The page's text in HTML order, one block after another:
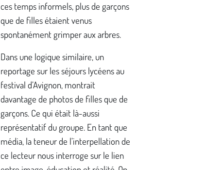
ces temps informels, plus de garçons
que de filles étaient venus
spontanément grimper aux arbres.
Dans une logique similaire, un
reportage sur les séjours lycéens au
festival d’Avignon, montrait
davantage de photos de filles que de
garçons. Ce qui était là-aussi
représentatif du groupe. En tant que
média, la teneur de l’interpellation de
ce lecteur nous interroge sur le lien